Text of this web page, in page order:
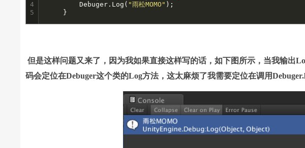
4
5
		Debuger.Log(
"雨松MOMO" );
	}
但是这样问题又来了，因为我如果直接这样写的话，如下图所示，当我输出
码会定位在Debuger这个类的Log方法，这太麻烦了我需要定位在调用